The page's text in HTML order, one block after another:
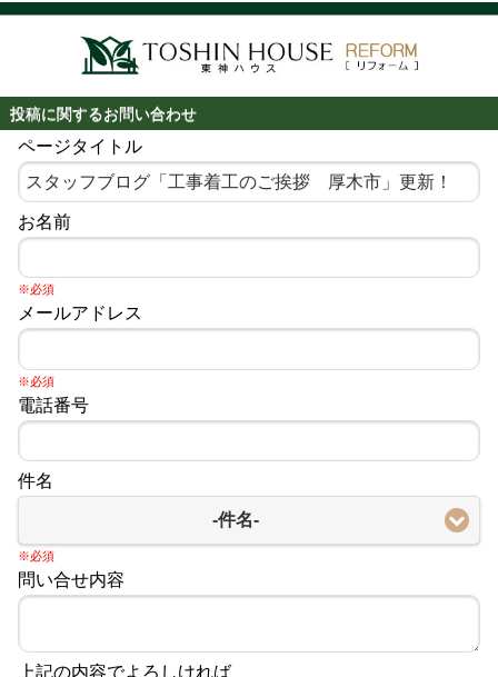
投稿に関するお問い合わせ
ページタイトル
お名前
※必須
メールアドレス
※必須
電話番号
件名
-件名-
※必須
問い合せ内容
上記の内容でよろしければ